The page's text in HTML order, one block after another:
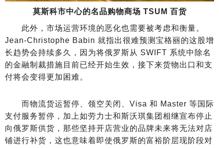
莫斯科市中心的名品购物商场 TSUM 百货
此外，市场运营环境的恶化也需要被考虑和衡量。
Jean-Christophe Babin 就指出很难预测宝格丽的这股增
长趋势会持续多久，因为将俄罗斯从 SWIFT 系统中除名
的金融制裁措施目前已经开始生效，接下来货物出口和支
付将会变得更加困难。
而物流货运暂停、领空关闭、Visa 和 Master 等国际
支付服务暂停，加上如劳力士和斯沃琪集团相继宣布停止
向俄罗斯供货，那些坚持开店营业的品牌未来将无法对店
铺进行补货，这也意味着即使俄罗斯的富裕阶层现阶段对